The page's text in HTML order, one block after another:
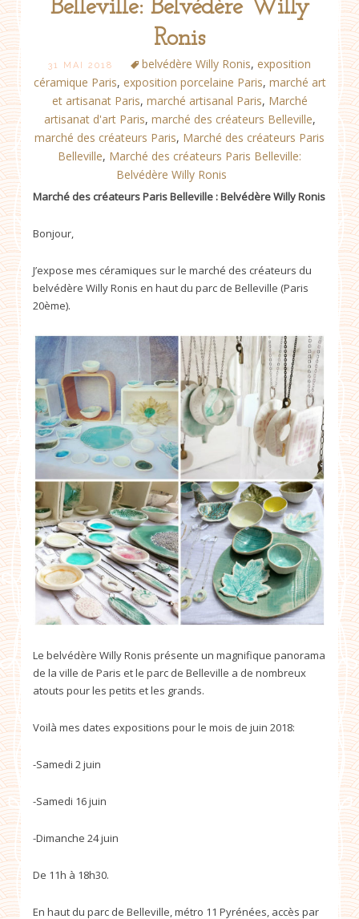
Belleville: Belvédère Willy
Ronis
31 MAI 2018 belvédère Willy Ronis, exposition
céramique Paris, exposition porcelaine Paris, marché art
et artisanat Paris, marché artisanal Paris, Marché
artisanat d'art Paris, marché des créateurs Belleville,
marché des créateurs Paris, Marché des créateurs Paris
Belleville, Marché des créateurs Paris Belleville:
Belvédère Willy Ronis
Marché des créateurs Paris Belleville : Belvédère Willy Ronis
Bonjour,
J’expose mes céramiques sur le marché des créateurs du
belvédère Willy Ronis en haut du parc de Belleville (Paris
20ème).
Le belvédère Willy Ronis présente un magnifique panorama
de la ville de Paris et le parc de Belleville a de nombreux
atouts pour les petits et les grands.
Voilà mes dates expositions pour le mois de juin 2018:
-Samedi 2 juin
-Samedi 16 juin
-Dimanche 24 juin
De 11h à 18h30.
En haut du parc de Belleville, métro 11 Pyrénées, accès par